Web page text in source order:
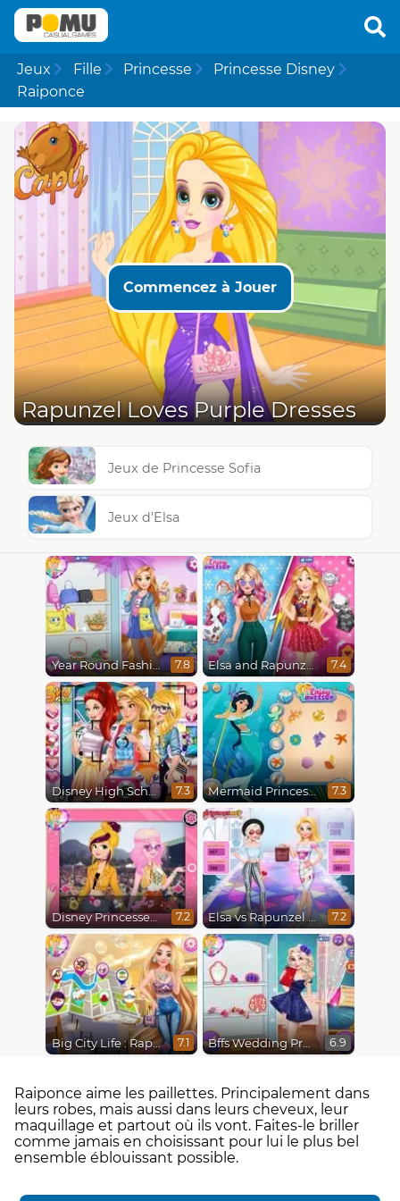
Jeux Fille Princesse
Princesse Disney
Raiponce
Commencez à Jouer
Rapunzel Loves Purple Dresses
Jeux de Princesse Sofia
Jeux d'Elsa
Year Round Fashionista Rapunzel 7.8 Elsa and Rapunzel Princess Rivalry 7.4
Disney High School Love 7.3 Mermaid Princesses 7.3
Disney Princesses : Boho vs Edgy 7.2 Elsa vs Rapunzel Fashion Game 7.2
Big City Life : Rapunzel 7.1 Bffs Wedding Prep 6.9
Raiponce aime les paillettes. Principalement dans
leurs robes, mais aussi dans leurs cheveux, leur
maquillage et partout où ils vont. Faites-le briller
comme jamais en choisissant pour lui le plus bel
ensemble éblouissant possible.